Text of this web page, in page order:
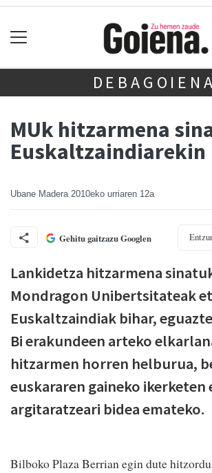
DEBAGOIENA
MUk hitzarmena
Euskaltzaindiarekin
Ubane Madera 2010eko urriaren 12a
Gehitu gaitzazu Googlen
Lankidetza hitzarmena
Mondragon Unibertsitateak
Euskaltzaindiak bihar,
Bi erakundeen arteko
hitzarmen horren helburua,
euskararen gaineko ikerketen
argitaratzeari bidea emateko.
Bilboko Plaza Berrian egin dute